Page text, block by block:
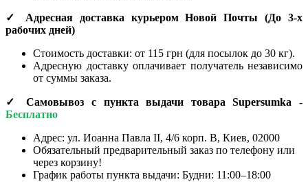
✓ Адресная доставка курьером Новой Почты(До 3-х
рабочих дней)
Стоимость доставки: от 115 грн (для посылок до 30 кг).
Адресную доставку оплачивает получатель независимо
от суммы заказа.
✓ Самовывоз с пункта выдачи товара Supersumka -
Бесплатно
Адрес: ул. Иоанна Павла II, 4/6 корп. В, Киев, 02000
Обязательный предварительный заказ по телефону или
через корзину!
График работы пункта выдачи: Будни: 11:00–18:00